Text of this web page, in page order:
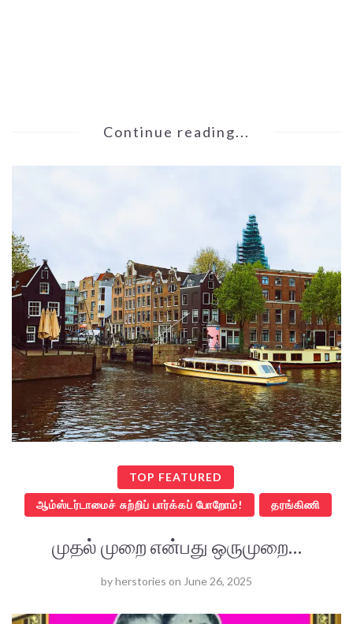
Continue reading...
TOP FEATURED
ஆம்ஸ்டர்டாமைச் சுற்றிப் பார்க்கப் போறோம்! தரங்கிணி
முதல் முறை என்பது ஒருமுறை…
byherstories on June 26, 2025